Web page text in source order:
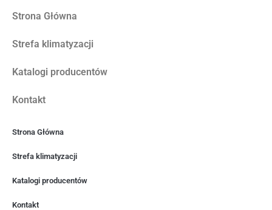
Strona Główna
Strefa klimatyzacji
Katalogi producentów
Kontakt
Strona Główna
Strefa klimatyzacji
Katalogi producentów
Kontakt